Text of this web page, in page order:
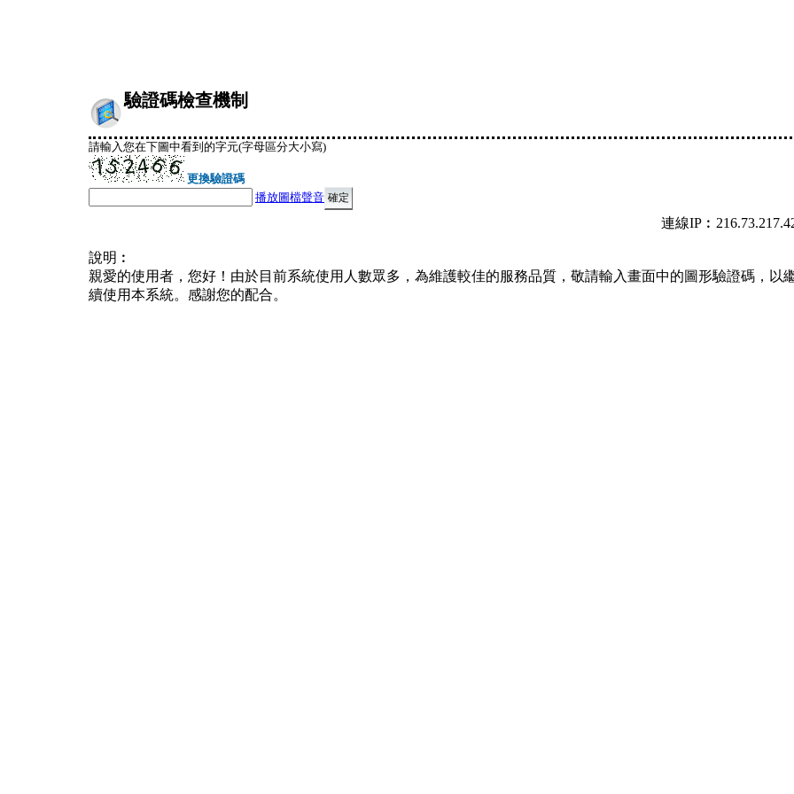
驗證碼檢查機制
請輸入您在下圖中看到的字元(字母區分大小寫)
更換驗證碼
播放圖檔聲音
連線
說明︰
親愛的使用者，您好！由於目前系統使用人數眾多，為維護較佳的服務品質，敬請輸入畫面中的圖形驗證碼，以
續使用本系統。感謝您的配合。